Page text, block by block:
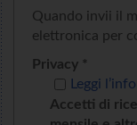
Quando invii il
elettronica per
Privacy *
Accetti di
Leggi